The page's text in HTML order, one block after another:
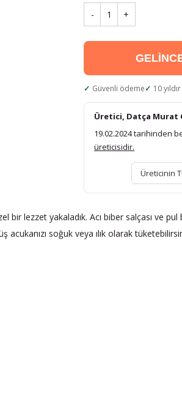
- 1 +
Güvenli ödeme 10
Üretici, Datça Murat
19.02.2024 tarihinden
üreticisidir.
Üreticinin
bir lezzet yakaladık. Acı biber salçası ve
soğuk veya ılık olarak